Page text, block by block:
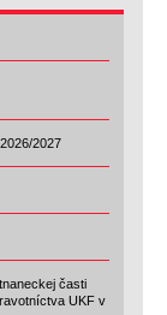
2027
časti
UKF v